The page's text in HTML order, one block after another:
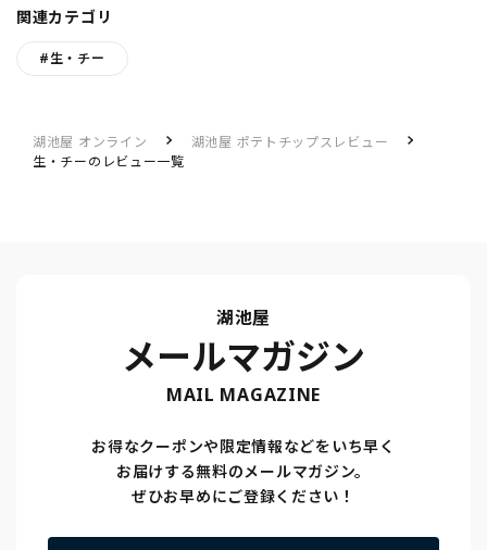
関連カテゴリ
#生・チー
湖池屋 オンライン
湖池屋 ポテトチップスレビュー
生・チーのレビュー一覧
湖池屋
メールマガジン
MAIL MAGAZINE
お得なクーポンや限定情報などをいち早く
お届けする無料のメールマガジン。
ぜひお早めにご登録ください！